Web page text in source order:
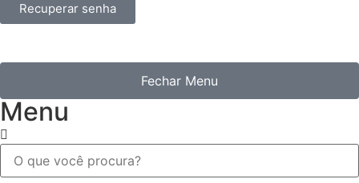
Recuperar senha
Fechar Menu
Menu